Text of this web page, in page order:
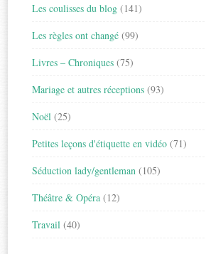
Les coulisses du blog (141)
Les règles ont changé (99)
Livres – Chroniques (75)
Mariage et autres réceptions (93)
Noël (25)
Petites leçons d'étiquette en vidéo (71)
Séduction lady/gentleman (105)
Théâtre & Opéra (12)
Travail (40)